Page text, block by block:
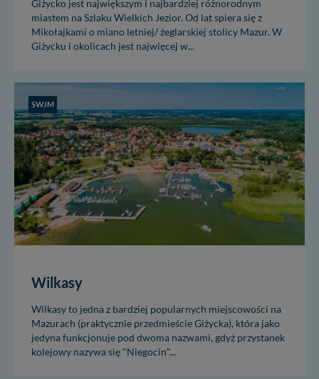
Giżycko jest największym i najbardziej różnorodnym
miastem na Szlaku Wielkich Jezior. Od lat spiera się z
Mikołajkami o miano letniej/ żeglarskiej stolicy Mazur. W
Giżycku i okolicach jest najwięcej w...
SWJM
Wilkasy
Wilkasy to jedna z bardziej popularnych miejscowości na
Mazurach (praktycznie przedmieście Giżycka), która jako
jedyna funkcjonuje pod dwoma nazwami, gdyż przystanek
kolejowy nazywa się "Niegocin"...